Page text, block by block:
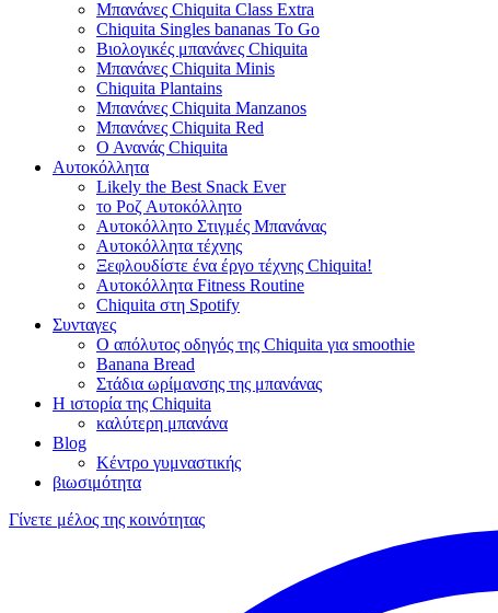
Μπανάνες Chiquita Class Extra
Chiquita Singles bananas To Go
Βιολογικές μπανάνες Chiquita
Μπανάνες Chiquita Minis
Chiquita Plantains
Μπανάνες Chiquita Manzanos
Μπανάνες Chiquita Red
Ο Ανανάς Chiquita
Αυτοκόλλητα
Likely the Best Snack Ever
το Ροζ Αυτοκόλλητο
Αυτοκόλλητο Στιγμές Μπανάνας
Αυτοκόλλητα τέχνης
Ξεφλουδίστε ένα έργο τέχνης Chiquita!
Αυτοκόλλητα Fitness Routine
Chiquita στη Spotify
Συνταγες
Ο απόλυτος οδηγός της Chiquita για smoothie
Banana Bread
Στάδια ωρίμανσης της μπανάνας
Η ιστορία της Chiquita
καλύτερη μπανάνα
Blog
Κέντρο γυμναστικής
βιωσιμότητα
Γίνετε μέλος της κοινότητας